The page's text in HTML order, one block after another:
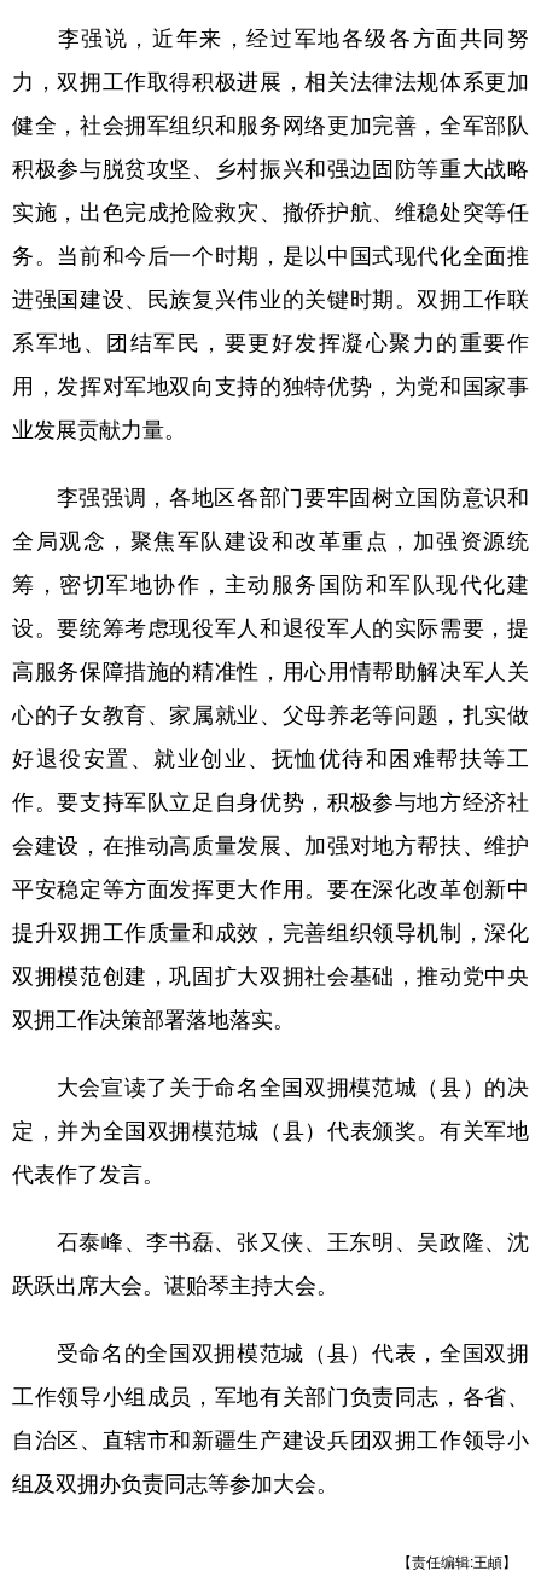
李强说，近年来，经过军地各级各方面共同努
力，双拥工作取得积极进展，相关法律法规体系更加
健全，社会拥军组织和服务网络更加完善，全军部队
积极参与脱贫攻坚、乡村振兴和强边固防等重大战略
实施，出色完成抢险救灾、撤侨护航、维稳处突等任
务。当前和今后一个时期，是以中国式现代化全面推
进强国建设、民族复兴伟业的关键时期。双拥工作联
系军地、团结军民，要更好发挥凝心聚力的重要作
用，发挥对军地双向支持的独特优势，为党和国家事
业发展贡献力量。
李强强调，各地区各部门要牢固树立国防意识和
全局观念，聚焦军队建设和改革重点，加强资源统
筹，密切军地协作，主动服务国防和军队现代化建
设。要统筹考虑现役军人和退役军人的实际需要，提
高服务保障措施的精准性，用心用情帮助解决军人关
心的子女教育、家属就业、父母养老等问题，扎实做
好退役安置、就业创业、抚恤优待和困难帮扶等工
作。要支持军队立足自身优势，积极参与地方经济社
会建设，在推动高质量发展、加强对地方帮扶、维护
平安稳定等方面发挥更大作用。要在深化改革创新中
提升双拥工作质量和成效，完善组织领导机制，深化
双拥模范创建，巩固扩大双拥社会基础，推动党中央
双拥工作决策部署落地落实。
大会宣读了关于命名全国双拥模范城（县）的决
定，并为全国双拥模范城（县）代表颁奖。有关军地
代表作了发言。
石泰峰、李书磊、张又侠、王东明、吴政隆、沈
跃跃出席大会。谌贻琴主持大会。
受命名的全国双拥模范城（县）代表，全国双拥
工作领导小组成员，军地有关部门负责同志，各省、
自治区、直辖市和新疆生产建设兵团双拥工作领导小
组及双拥办负责同志等参加大会。
【责任编辑:王頔】